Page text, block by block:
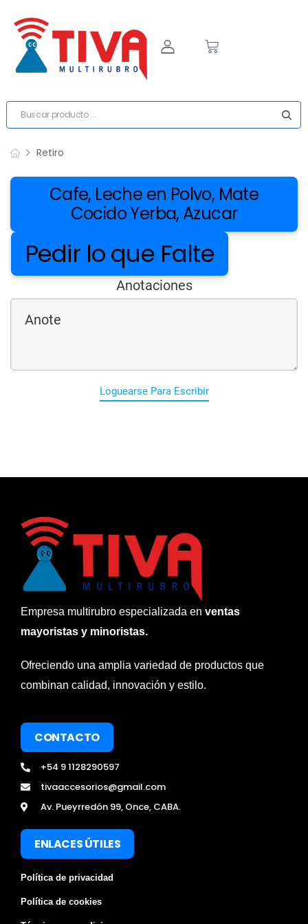
Retiro
Cafe, Leche en Polvo, Mate
Cocido Yerba, Azucar
Pedir lo que Falte
Anotaciones
Loguearse Para Escribir
Empresa multirubro especializada en ventas
mayoristas y minoristas.
Ofreciendo una amplia variedad de productos que
combinan calidad, innovación y estilo.
CONTACTO
+54 9 1128290597
tivaaccesorios@gmail.com
Av. Pueyrredón 99, Once, CABA.
ENLACES ÚTILES
Política de privacidad
Política de cookies